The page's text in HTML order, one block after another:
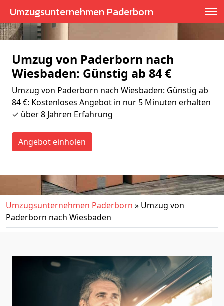
Umzugsunternehmen Paderborn
Umzug von Paderborn nach
Wiesbaden: Günstig ab 84 €
Umzug von Paderborn nach Wiesbaden: Günstig ab
84 €: Kostenloses Angebot in nur 5 Minuten erhalten
✓ über 8 Jahren Erfahrung
Angebot einholen
Umzugsunternehmen Paderborn » Umzug von
Paderborn nach Wiesbaden